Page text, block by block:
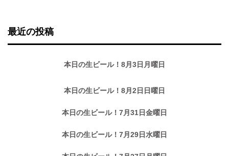
最近の投稿
本日の生ビール！8月3日月曜日
本日の生ビール！8月2日日曜日
本日の生ビール！7月31日金曜日
本日の生ビール！7月29日水曜日